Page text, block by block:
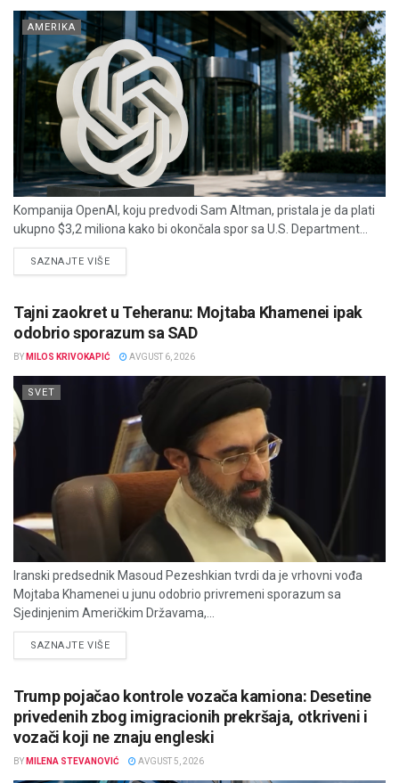
AMERIKA
Kompanija OpenAI, koju predvodi Sam Altman, pristala je da plati
ukupno $3,2 miliona kako bi okončala spor sa U.S. Department...
SAZNAJTE VIŠEDETAILS
Tajni zaokret u Teheranu: Mojtaba Khamenei ipak
odobrio sporazum sa SAD
BY MILOS KRIVOKAPIĆ AVGUST 6, 2026
SVET
Iranski predsednik Masoud Pezeshkian tvrdi da je vrhovni vođa
Mojtaba Khamenei u junu odobrio privremeni sporazum sa
Sjedinjenim Američkim Državama,...
SAZNAJTE VIŠEDETAILS
Trump pojačao kontrole vozača kamiona: Desetine
privedenih zbog imigracionih prekršaja, otkriveni i
vozači koji ne znaju engleski
BY MILENA STEVANOVIĆ AVGUST 5, 2026